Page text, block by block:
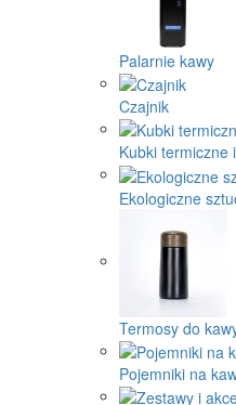
Palarnie kawy
Czajnik
Kubki termiczne
Ekologiczne
Termosy do
Pojemniki na